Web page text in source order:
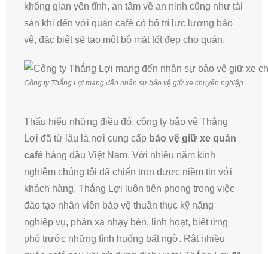
không gian yên tĩnh, an tâm về an ninh cũng như tài
sản khi đến với quán café có bố trí lực lượng bảo
vệ, đặc biệt sẽ tạo một bộ mặt tốt đẹp cho quán.
Công ty Thắng Lợi mang đến nhân sự bảo vệ giữ xe chuyên nghiệp
Thấu hiểu những điều đó, công ty bảo vệ Thắng
Lợi đã từ lâu là nơi cung cấp bảo vệ giữ xe quán
café hàng đầu Việt Nam. Với nhiều năm kinh
nghiệm chúng tôi đã chiến trọn được niềm tin với
khách hàng, Thắng Lợi luôn tiên phong trong việc
đào tạo nhân viên bảo vệ thuần thục kỹ năng
nghiệp vụ, phản xạ nhạy bén, linh hoạt, biết ứng
phó trước những tình huống bất ngờ. Rât nhiều